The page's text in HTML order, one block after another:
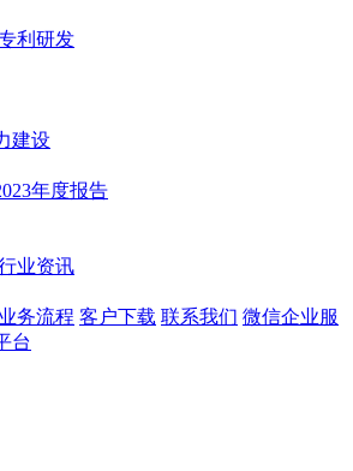
利研发
建设
年度报告
业资讯
业务流程 客户下载 联系我们 微信企业服
台